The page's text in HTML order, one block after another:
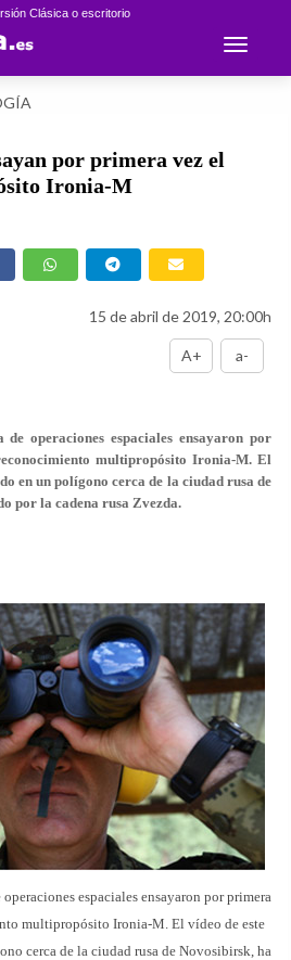
Clásica o escritorio
Toggle
por primera vez el
Ironia-M
15 de abril de 2019, 20:00h
A+ a-
operaciones espaciales ensayaron por
multipropósito Ironia-M. El
en un polígono cerca de la ciudad rusa de
por la cadena rusa Zvezda.
espaciales ensayaron por primera
multipropósito Ironia-M. El vídeo de este
cerca de la ciudad rusa de Novosibirsk, ha